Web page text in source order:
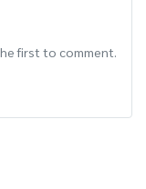
first to comment.